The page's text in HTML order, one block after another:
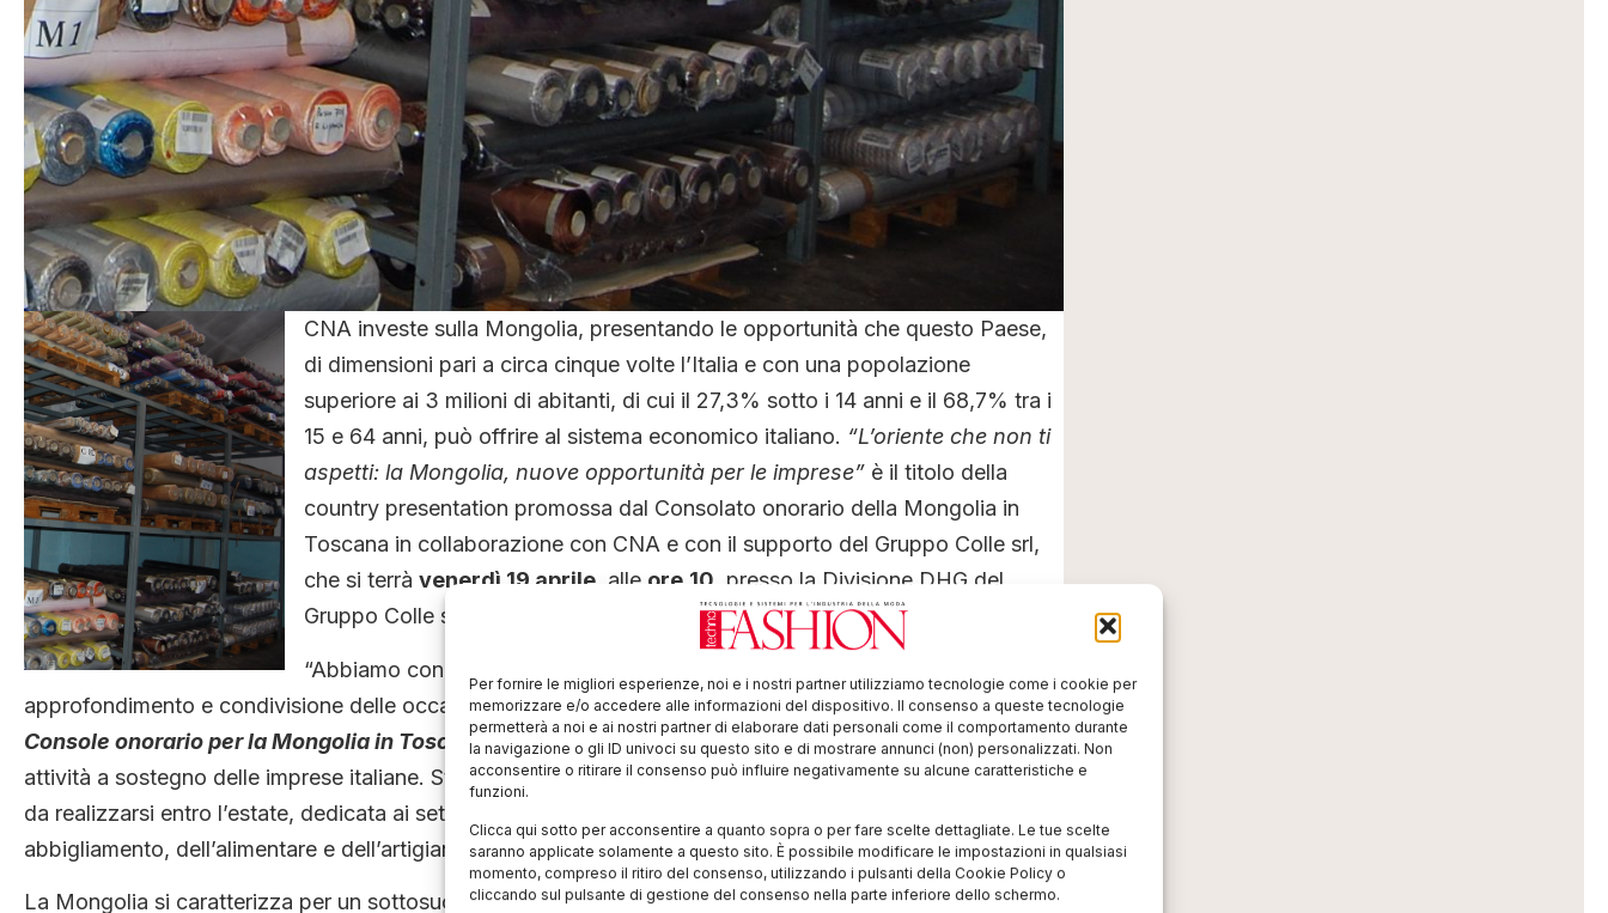
Per fornire le migliori esperienze, noi e i nostri partner utilizziamo tecnologie come i cookie per
memorizzare e/o accedere alle informazioni del dispositivo. Il consenso a queste tecnologie
permetterà a noi e ai nostri partner di elaborare dati personali come il comportamento durante
la navigazione o gli ID univoci su questo sito e di mostrare annunci (non) personalizzati. Non
acconsentire o ritirare il consenso può influire negativamente su alcune caratteristiche e
funzioni.
Clicca qui sotto per acconsentire a quanto sopra o per fare scelte dettagliate. Le tue scelte
saranno applicate solamente a questo sito. È possibile modificare le impostazioni in qualsiasi
momento, compreso il ritiro del consenso, utilizzando i pulsanti della Cookie Policy o
cliccando sul pulsante di gestione del consenso nella parte inferiore dello schermo.
CNA investe sulla Mongolia, presentando le opportunità che questo Paese,
di dimensioni pari a circa cinque volte l’Italia e con una popolazione
superiore ai 3 milioni di abitanti, di cui il 27,3% sotto i 14 anni e il 68,7% tra i
15 e 64 anni, può offrire al sistema economico italiano. “L’oriente che non ti
aspetti: la Mongolia, nuove opportunità per le imprese” è il titolo della
country presentation promossa dal Consolato onorario della Mongolia in
Toscana in collaborazione con CNA e con il supporto del Gruppo Colle srl,
che si terrà venerdì 19 aprile , alle ore 10, presso la Divisione DHG del
Gruppo Colle srl, in
Prato.
“Abbiamo condiviso con CNA l’organizzazione di questo momento di
approfondimento e condivisione delle occasioni che oggi offre la Mongolia – dichiaraPiero Bardazzi,
Console onorario per la Mongolia in Toscana– per partire con la programmazione di una serie di
attività a sostegno delle imprese italiane. Stiamo già programmando una pre-missione ad Ulaan Baatar,
da realizzarsi entro l’estate, dedicata ai settori delle infrastrutture, delle costruzioni, del tessile-
abbigliamento, dell’alimentare e dell’artigianato artistico”.
La Mongolia si caratterizza per un sottosuolo ricco di minerali: oro, fluorite, metalli ferrosi (tungsteno e